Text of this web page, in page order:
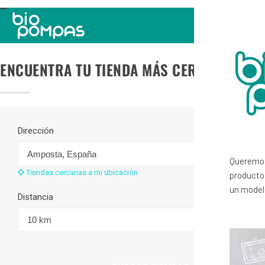
un
TOGGLE
NAVIGATION
ENCUENTRA TU TIENDA MÁS CERCANA
Dirección
Tiendas cercanas a mi ubicación
Distancia